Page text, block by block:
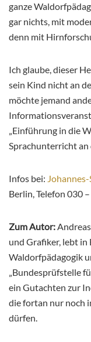
ganze
gar nichts, mit
denn mit
Ich glaube, dieser
sein Kind nicht an
möchte jemand
„Einführung in die
Sprachunterricht an
Infos bei:
Berlin, Telefon 030
Zum Autor:
und Grafiker, lebt
Waldorfpädagogik
„Bundesprüfstelle
ein Gutachten zur
die fortan nur noch
dürfen.